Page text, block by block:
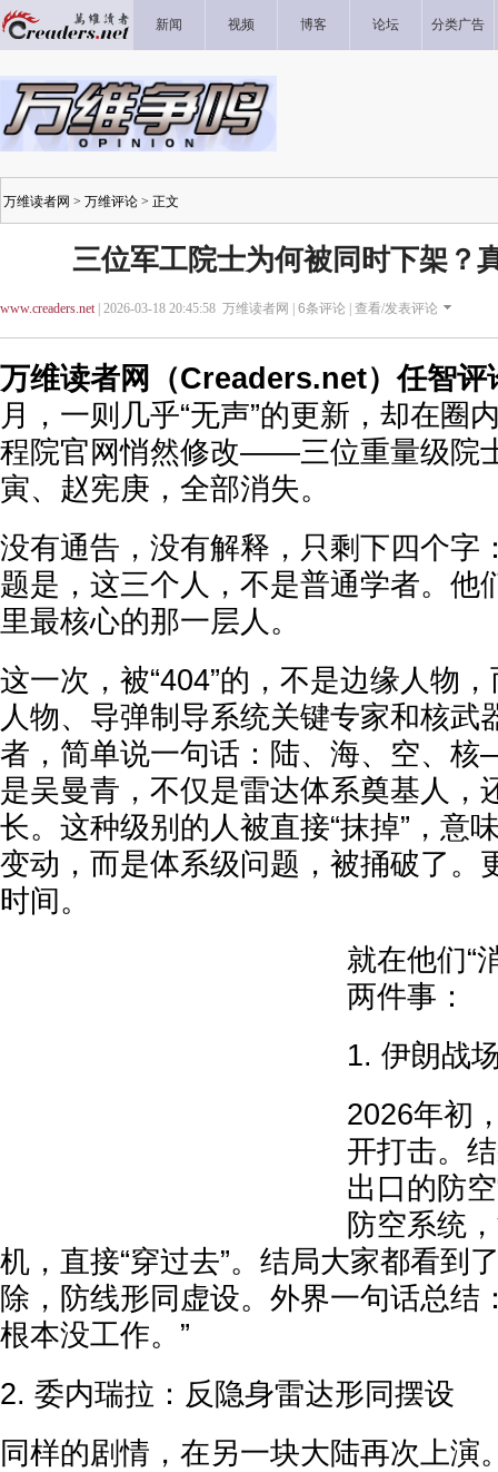
新闻 视频 博客 论坛 分类广告
万维读者网 > 万维评论 > 正文
三位军工院士为何被同时下架？
www.creaders.net| 2026-03-18 20:45:58 万维读者网 | 6条评论 | 查看/发表评论
万维读者网（Creaders.net）任智评
月，一则几乎“无声”的更新，却在圈
程院官网悄然修改——三位重量级院
寅、赵宪庚，全部消失。
没有通告，没有解释，只剩下四个字
题是，这三个人，不是普通学者。他
里最核心的那一层人。
这一次，被“404”的，不是边缘人物
人物、导弹制导系统关键专家和核武
者，简单说一句话：陆、海、空、
是吴曼青，不仅是雷达体系奠基人，
长。这种级别的人被直接“抹掉”，意
变动，而是体系级问题，被捅破了
时间。
就在他们“
两件事：
1. 伊朗战
2026年初
开打击。
出口的防
防空系统
机，直接“穿过去”。结局大家都看到
除，防线形同虚设。外界一句话总结
根本没工作。”
2. 委内瑞拉：反隐身雷达形同摆设
同样的剧情，在另一块大陆再次上演